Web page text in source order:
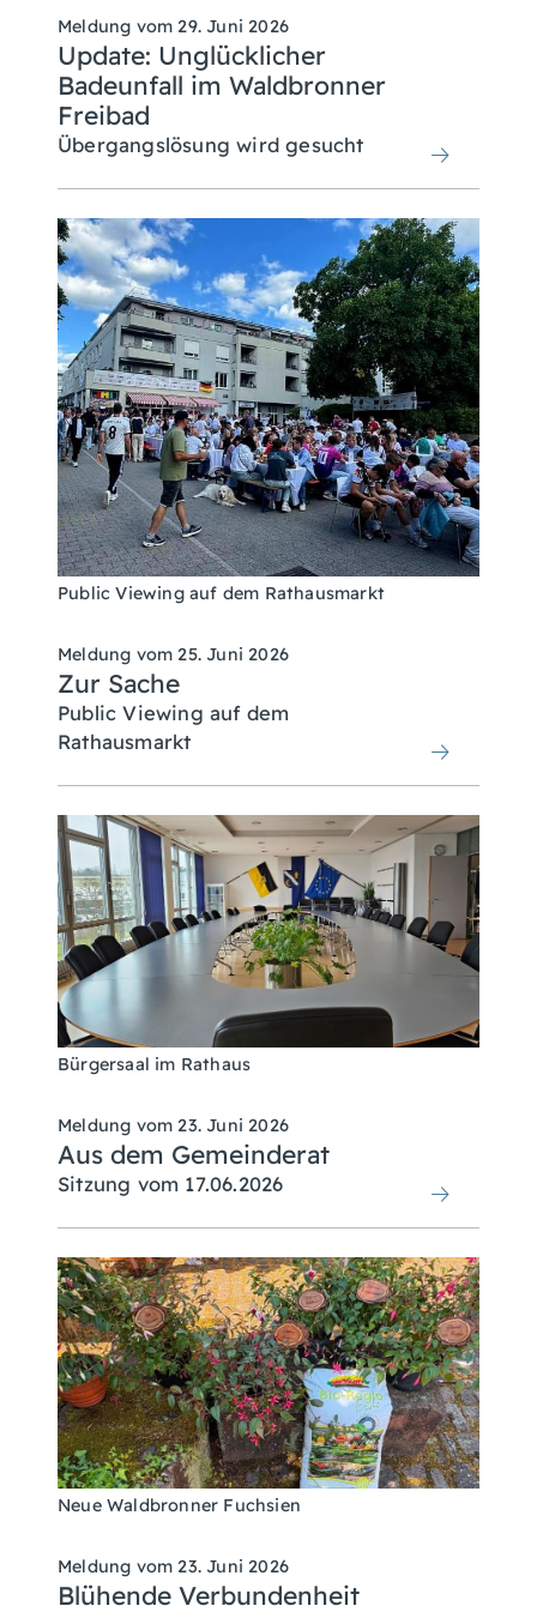
Meldung vom 29. Juni 2026
Update: Unglücklicher
Badeunfall im Waldbronner
Freibad
Übergangslösung wird gesucht
Public Viewing auf dem Rathausmarkt
Meldung vom 25. Juni 2026
Zur Sache
Public Viewing auf dem
Rathausmarkt
Bürgersaal im Rathaus
Meldung vom 23. Juni 2026
Aus dem Gemeinderat
Sitzung vom 17.06.2026
Neue Waldbronner Fuchsien
Meldung vom 23. Juni 2026
Blühende Verbundenheit